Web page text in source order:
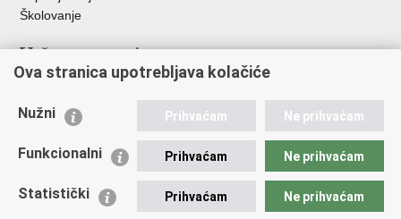
Školovanje
Važne poveznice
Ministarstvo unutarnjih poslova
Udruge
Policijska akademija
Zaklada policijske solidarnosti
Ova stranica upotrebljava kolačiće
Nužni Prihvaćam Ne prihvaćam
Funkcionalni Prihvaćam Ne prihvaćam
Statistički Prihvaćam Ne prihvaćam